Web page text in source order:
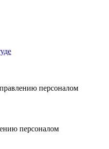
персоналом
персоналом